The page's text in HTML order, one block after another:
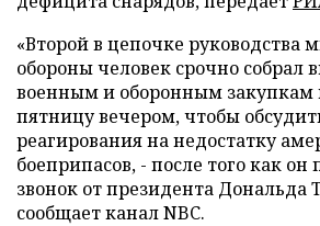
«Второй в цепочке руководства
обороны человек срочно собрал
военным и оборонным закупкам
пятницу вечером, чтобы
реагирования на недостатку
боеприпасов, - после того как
звонок от президента Дональда
сообщает канал NBC.